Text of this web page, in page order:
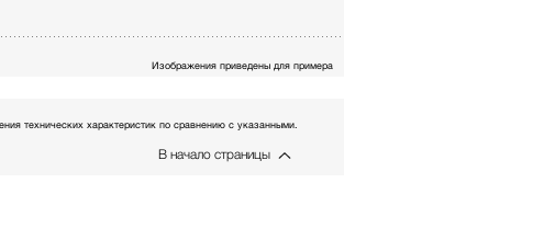
Изображения приведены для примера
технических характеристик по сравнению с указанными.
В начало страницы